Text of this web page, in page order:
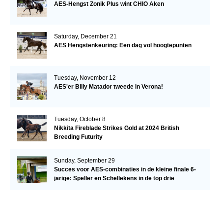
AES-Hengst Zonik Plus wint CHIO Aken
Saturday, December 21
AES Hengstenkeuring: Een dag vol hoogtepunten
Tuesday, November 12
AES'er Billy Matador tweede in Verona!
Tuesday, October 8
Nikkita Fireblade Strikes Gold at 2024 British
Breeding Futurity
Sunday, September 29
Succes voor AES-combinaties in de kleine finale 6-
jarige: Speller en Schellekens in de top drie